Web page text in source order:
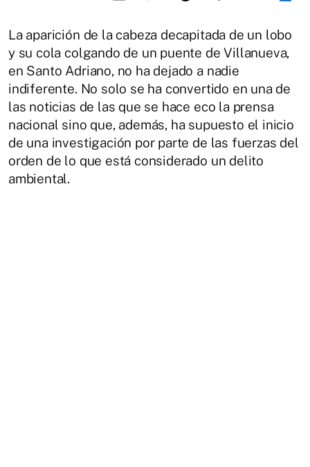
La aparición de la cabeza decapitada de un lobo
y su cola colgando de un puente de Villanueva,
en Santo Adriano, no ha dejado a nadie
indiferente. No solo se ha convertido en una de
las noticias de las que se hace eco la prensa
nacional sino que, además, ha supuesto el inicio
de una investigación por parte de las fuerzas del
orden de lo que está considerado un delito
ambiental.